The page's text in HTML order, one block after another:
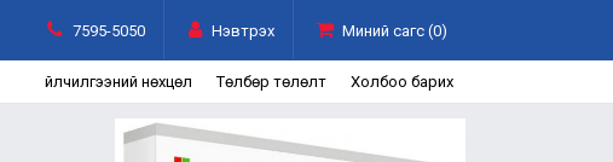
7595-5050 Нэвтрэх Миний сагс (0)
Үйлчилгээний нөхцөл Төлбөр төлөлт Холбоо барих